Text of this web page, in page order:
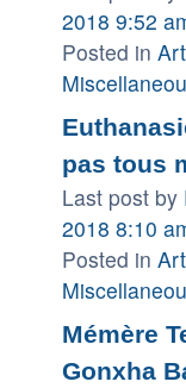
2018 9:52
Posted in
pas tous
Last post by
2018 8:10
Posted in
Mémère
Gonxha